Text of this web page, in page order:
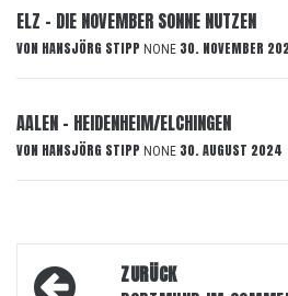
ELZ – DIE NOVEMBER SONNE NUTZEN
VON HANSJÖRG STIPP NONE 30. NOVEMBER
AALEN – HEIDENHEIM/ELCHINGEN
VON HANSJÖRG STIPP NONE 30. AUGUST 2024
Beitragsnavigation
ZURÜCK